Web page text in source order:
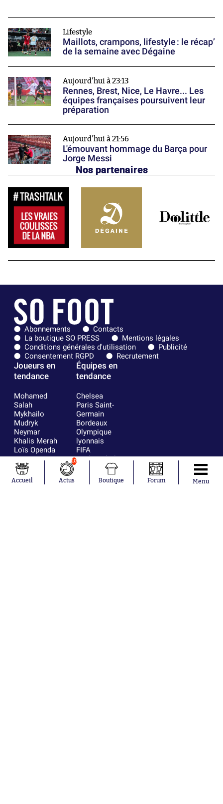
Lifestyle
Maillots, crampons, lifestyle : le récap’
de la semaine avec Dégaine
Aujourd'hui à 23:13
Rennes, Brest, Nice, Le Havre... Les
équipes françaises poursuivent leur
préparation
Aujourd'hui à 21:56
L'émouvant hommage du Barça pour
Jorge Messi
Nos partenaires
Abonnements
Contacts
La boutique SO PRESS
Mentions légales
Conditions générales d'utilisation
Publicité
Consentement RGPD
Recrutement
Joueurs en
tendance
Mohamed
Salah
Mykhailo
Mudryk
Neymar
Khalis Merah
Loïs Openda
Moussa
Niakhaté
Nicolás
Tagliafico
Équipes en
tendance
Chelsea
Paris Saint-
Germain
Bordeaux
Olympique
lyonnais
FIFA
Real Madrid
RC Strasbourg
AC Milan
France
Accueil
10
Actus Boutique Forum Menu